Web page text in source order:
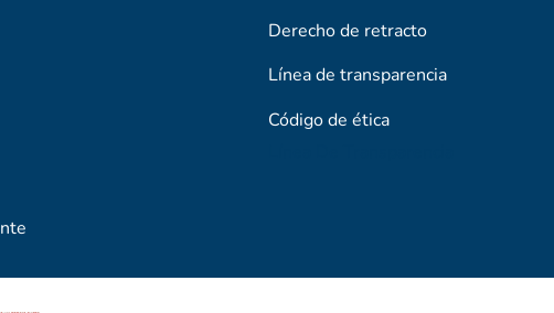
Derecho de retracto
Línea de transparencia
Código de ética